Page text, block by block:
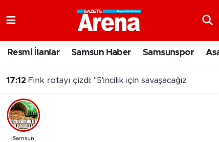
Resmi İlanlar Samsun Haber Samsunspor
17:12 Fink rotayı çizdi: "5'incilik için savaşacağız
Samsun
Samsun Namaz Vakitleri
Trafik Durumu
Süper Lig Puan Durumu ve Fikstür